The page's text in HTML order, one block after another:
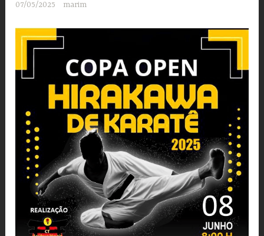
07/05/2025 marim